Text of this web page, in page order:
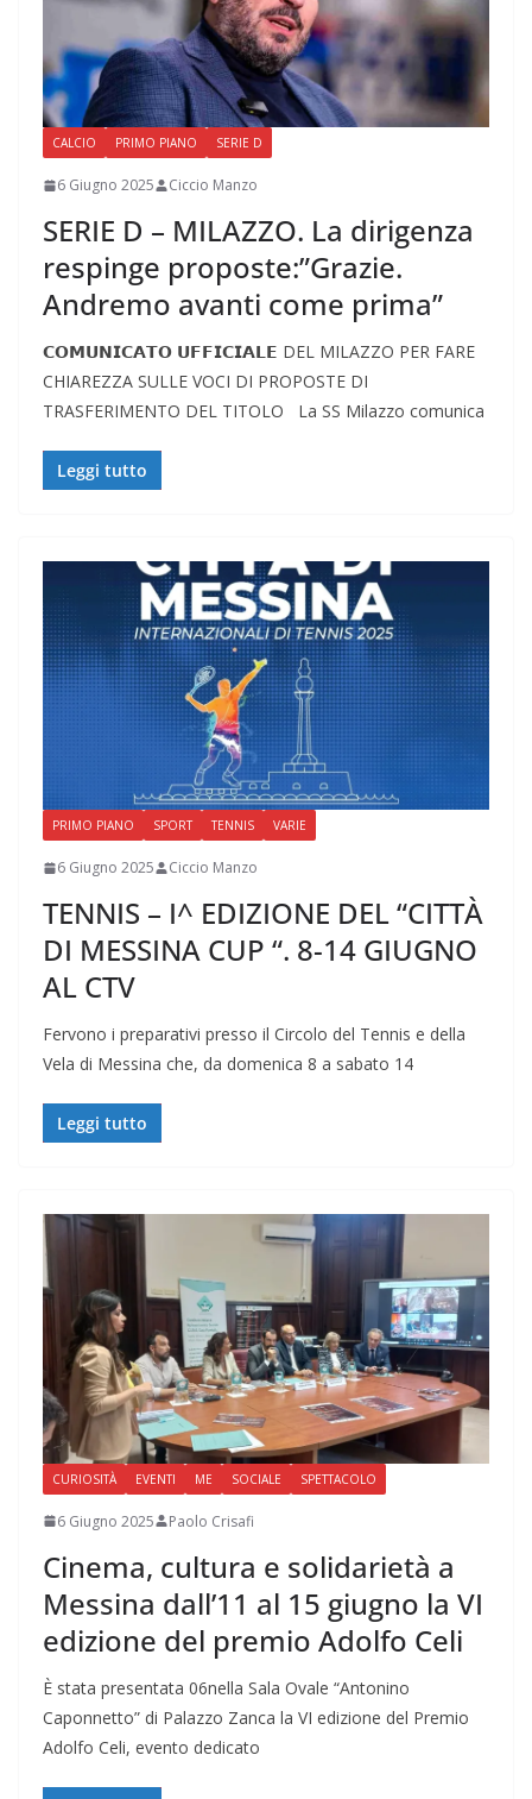
CALCIO PRIMO PIANO SERIE D
6 Giugno 2025 Ciccio Manzo
SERIE D – MILAZZO. La dirigenza
respinge proposte:”Grazie.
Andremo avanti come prima”
𝗖𝗢𝗠𝗨𝗡𝗜𝗖𝗔𝗧𝗢 𝗨𝗙𝗙𝗜𝗖𝗜𝗔𝗟𝗘 DEL MILAZZO PER FARE
CHIAREZZA SULLE VOCI DI PROPOSTE DI
TRASFERIMENTO DEL TITOLO La SS Milazzo comunica
Leggi tutto
PRIMO PIANO SPORT TENNIS VARIE
6 Giugno 2025 Ciccio Manzo
TENNIS – I^ EDIZIONE DEL “CITTÀ
DI MESSINA CUP “. 8-14 GIUGNO
AL CTV
Fervono i preparativi presso il Circolo del Tennis e della
Vela di Messina che, da domenica 8 a sabato 14
Leggi tutto
CURIOSITÀ EVENTI ME SOCIALE SPETTACOLO
6 Giugno 2025 Paolo Crisafi
Cinema, cultura e solidarietà a
Messina dall’11 al 15 giugno la VI
edizione del premio Adolfo Celi
È stata presentata 06nella Sala Ovale “Antonino
Caponnetto” di Palazzo Zanca la VI edizione del Premio
Adolfo Celi, evento dedicato